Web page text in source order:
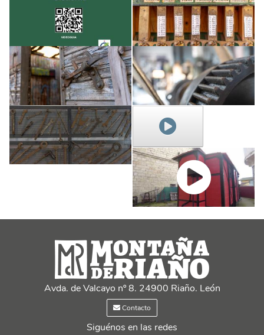
Avda. de Valcayo nº 8. 24900 Riaño. León
Contacto
Siguénos en las redes